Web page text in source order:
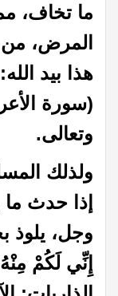
ما تخاف،
المرض،
هذا بيد
وتعالى.
ولذلك
إذا حدث ما
وجل، يلوذ
إِنِّي لَكُمْ